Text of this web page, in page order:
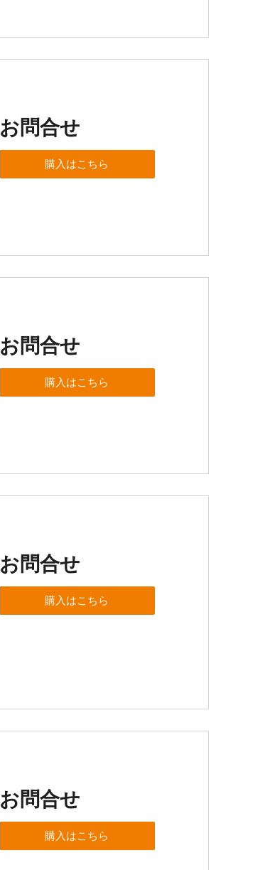
お問合せ
購入はこちら
お問合せ
購入はこちら
お問合せ
購入はこちら
お問合せ
購入はこちら